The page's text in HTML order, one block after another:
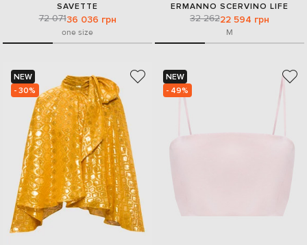
SAVETTE
72 07136 036 грн
one size
ERMANNO SCERVINO LIFE
32 26222 594 грн
M
NEW
- 30%
NEW
- 49%